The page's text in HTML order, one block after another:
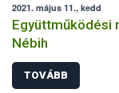
2021. május 11., kedd
Együttműködési
Nébih
TOVÁBB